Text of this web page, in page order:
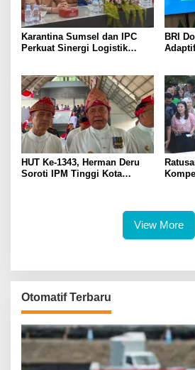
Karantina Sumsel dan IPC
Perkuat Sinergi Logistik
BRI
HUT Ke-1343, Herman Deru
Soroti IPM Tinggi Kota
View More
Otomatif Terbaru